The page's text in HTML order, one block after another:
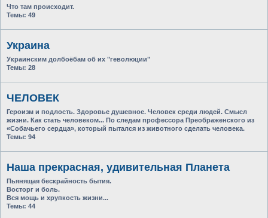
Что там происходит.
Темы: 49
Украина
Украинским долбоёбам об их "геволюции"
Темы: 28
ЧЕЛОВЕК
Героизм и подлость. Здоровье душевное. Человек среди людей. Смысл
жизни. Как стать человеком... По следам профессора Преображенского из
«Собачьего сердца», который пытался из животного сделать человека.
Темы: 94
Наша прекрасная, удивительная Планета
Пьянящая бескрайность бытия.
Восторг и боль.
Вся мощь и хрупкость жизни...
Темы: 44